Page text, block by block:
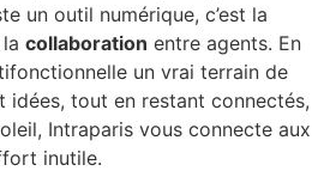
un outil numérique, c’est la
collaboration entre agents. En
un vrai terrain de
idées, tout en restant connectés,
Intraparis vous connecte aux
inutile.